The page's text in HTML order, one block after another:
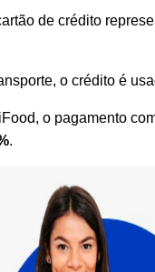
de crédito
o crédito é
o pagamento
.